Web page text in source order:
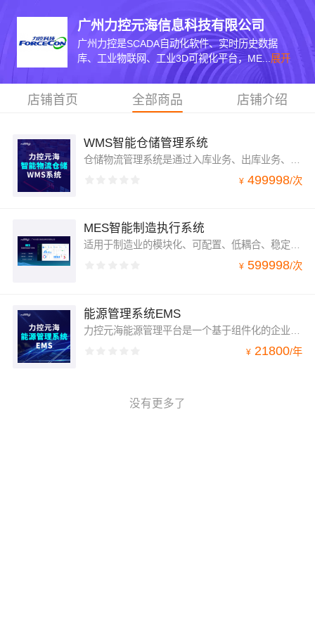
广州力控元海信息科技有限公司
广州力控是SCADA自动化软件、实时历史数据
库、工业物联网、工业3D可视化平台，ME... 展开
店铺首页 全部商品 店铺介绍
WMS智能仓储管理系统
¥ 499998/次
MES智能制造执行系统
适用于制造业的模块化、可配置、低耦合、稳定性强的MES系统平台，并通过实施一系列项目建设，最终为企业打造一个扎实、全面、可行、可靠的制造协同管理平台，从而迈出企业走向智能制造。
¥ 599998/次
能源管理系统EMS
¥ 21800/年
没有更多了